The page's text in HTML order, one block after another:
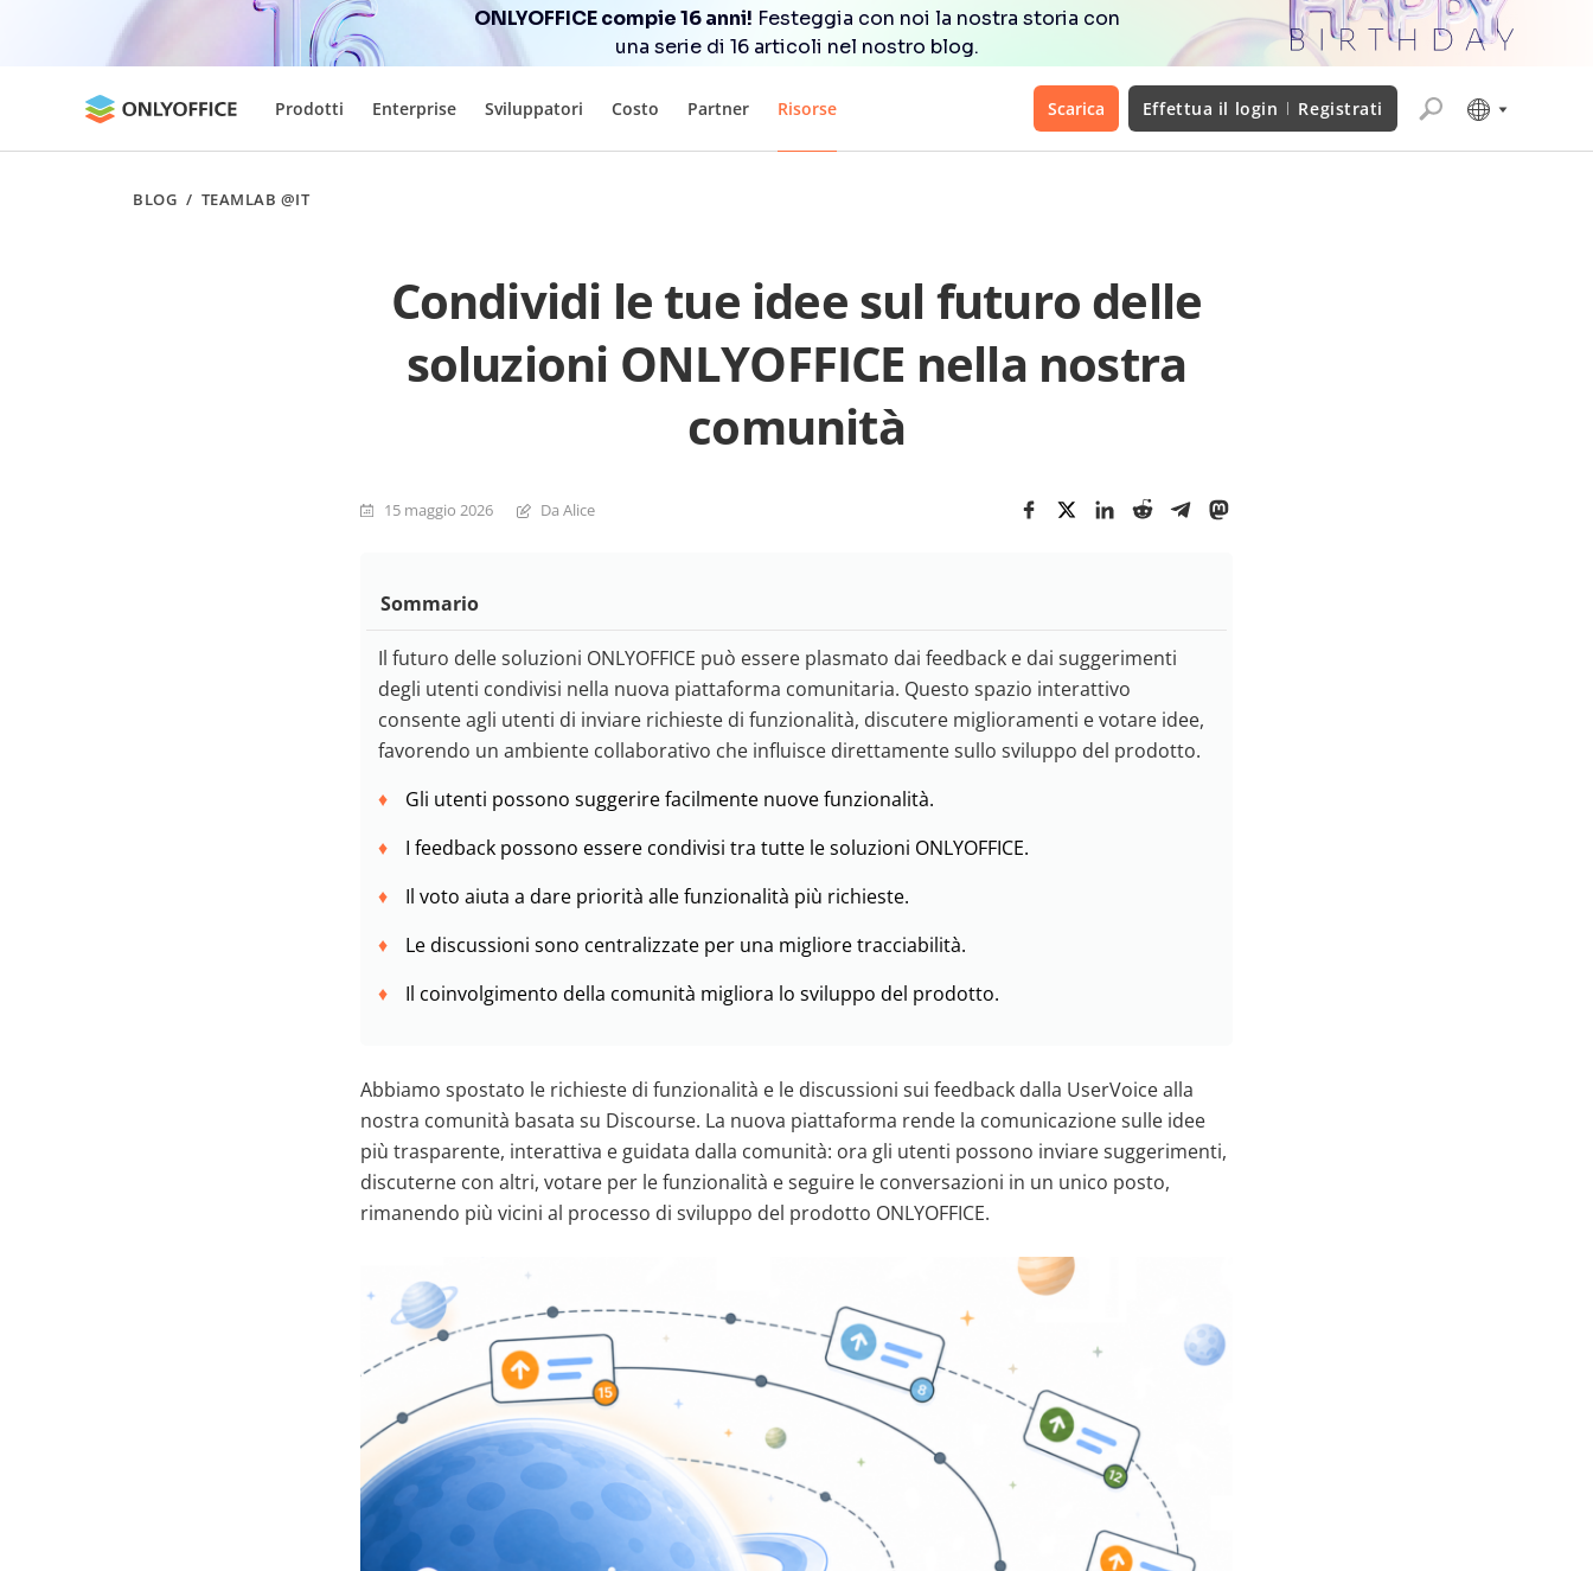
ONLYOFFICE compie 16 anni! Festeggia con noi la nostra storia con
una serie di 16 articoli nel nostro blog.
Prodotti Enterprise Sviluppatori Costo Partner Risorse Scarica Effettua il login Registrati
BLOG / TEAMLAB @IT
Condividi le tue idee sul futuro delle
soluzioni ONLYOFFICE nella nostra
comunità
15 maggio 2026 Da Alice
Sommario
Il futuro delle soluzioni ONLYOFFICE può essere plasmato dai feedback e dai suggerimenti
degli utenti condivisi nella nuova piattaforma comunitaria. Questo spazio interattivo
consente agli utenti di inviare richieste di funzionalità, discutere miglioramenti e votare idee,
favorendo un ambiente collaborativo che influisce direttamente sullo sviluppo del prodotto.
Gli utenti possono suggerire facilmente nuove funzionalità.
I feedback possono essere condivisi tra tutte le soluzioni ONLYOFFICE.
Il voto aiuta a dare priorità alle funzionalità più richieste.
Le discussioni sono centralizzate per una migliore tracciabilità.
Il coinvolgimento della comunità migliora lo sviluppo del prodotto.
Abbiamo spostato le richieste di funzionalità e le discussioni sui feedback dalla UserVoice alla
nostra comunità basata su Discourse. La nuova piattaforma rende la comunicazione sulle idee
più trasparente, interattiva e guidata dalla comunità: ora gli utenti possono inviare suggerimenti,
discuterne con altri, votare per le funzionalità e seguire le conversazioni in un unico posto,
rimanendo più vicini al processo di sviluppo del prodotto ONLYOFFICE.